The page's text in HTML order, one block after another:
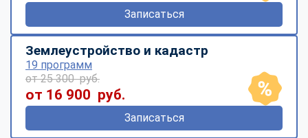
Записаться
Землеустройство и кадастр
19 программ
от 25 300 руб.
от 16 900 руб.
Записаться